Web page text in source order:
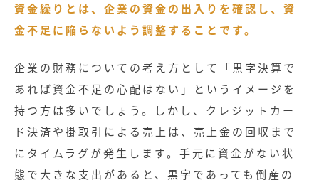
資金繰りとは、企業の資金の出入りを確認し、資
金不足に陥らないよう調整することです。
企業の財務についての考え方として「黒字決算で
あれば資金不足の心配はない」というイメージを
持つ方は多いでしょう。しかし、クレジットカー
ド決済や掛取引による売上は、売上金の回収まで
にタイムラグが発生します。手元に資金がない状
態で大きな支出があると、黒字であっても倒産の